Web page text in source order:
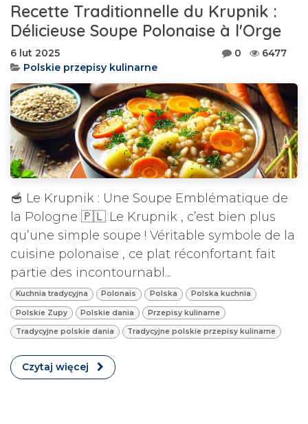
Recette Traditionnelle du Krupnik :
Délicieuse Soupe Polonaise à l'Orge
6 lut 2025 0
6477
Polskie przepisy kulinarne
🥣 Le Krupnik : Une Soupe Emblématique de
la Pologne 🇵🇱 Le Krupnik , c’est bien plus
qu’une simple soupe ! Véritable symbole de la
cuisine polonaise , ce plat réconfortant fait
partie des incontournabl...
Kuchnia tradycyjna Polonais Polska Polska kuchnia
Polskie Zupy Polskie dania Przepisy kulinarne
Tradycyjne polskie dania Tradycyjne polskie przepisy kulinarne
Czytaj więcej